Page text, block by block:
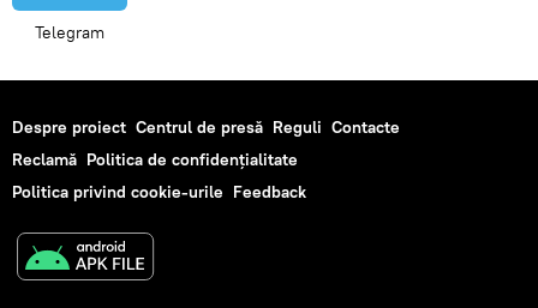
Telegram
Despre proiect Centrul de presă Reguli Contacte
Reclamă Politica de confidențialitate
Politica privind cookie-urile Feedback